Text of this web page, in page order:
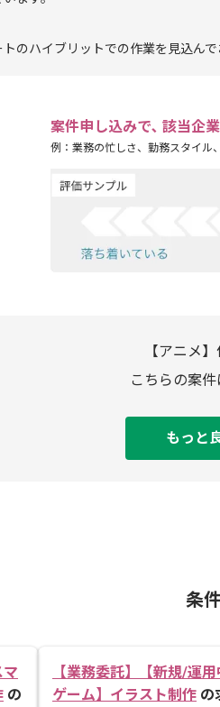
のハイブリットでの作業を見込ん
案件申し込みで､ 該当企
例：業務の忙しさ、勤務スタイル
【アニメ
こちらの案
もっと
条
マ
の
【業務委託】【新規/運用
ゲーム】イラスト制作 の